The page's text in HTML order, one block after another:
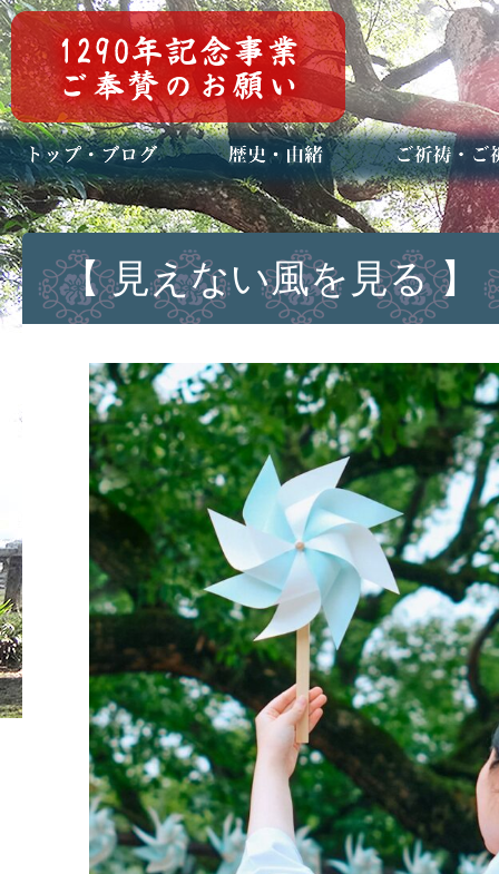
トップページ
ブログ(日々八百万)
お知らせ一覧 歴史・ご祭神
年中行事
メディア掲載 ご祈祷・ご祈
安産祈願
初宮参り
七五三詣
長寿のお祝い
神前結婚式
厄祓い・方位
車のお祓い
地鎮祭
神葬祭（神式
【 見えない風を見る 】